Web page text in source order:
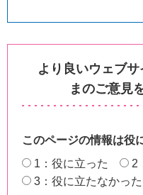
より良いウェブ
まのご意見
このページの情報は役
1：役に立った
2
3：役に立たなかった